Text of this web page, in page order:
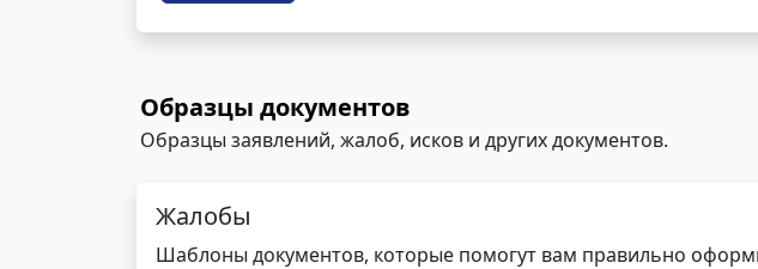
Образцы документов
Образцы заявлений, жалоб, исков и других документов.
Жалобы
Шаблоны документов, которые помогут вам правильно